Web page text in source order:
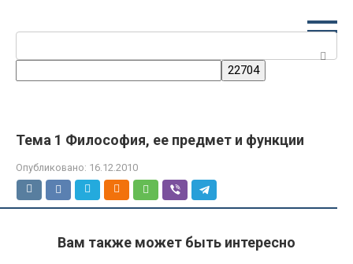
Тема 1 Философия, ее предмет и функции
Опубликовано: 16.12.2010
Вам также может быть интересно